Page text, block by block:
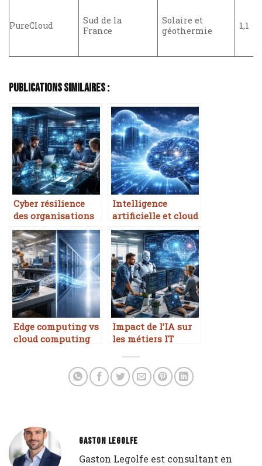
PureCloud
Sud de la
France
Solaire et
géothermie
1,1
Publications Similaires :
Cyber résilience
des organisations
Intelligence
artificielle et cloud
computing
Edge computing vs
cloud computing
Impact de l’IA sur
les métiers IT
GASTON LEGOLFE
Gaston Legolfe est consultant en